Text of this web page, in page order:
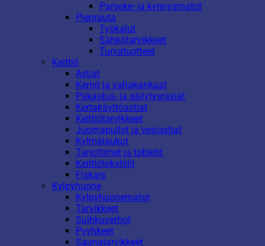
Parveke- ja kynnysmatot
Pienrauta
Työkalut
Sähkötarvikkeet
Turvatuotteet
Keittiö
Astiat
Kernit ja vahakankaat
Pakastus- ja säilytysrasiat
Kertakäyttöastiat
Keittiötarvikkeet
Juomapullot ja vesiastiat
Kylmälaukut
Tarjottimet ja tabletit
Keittiötekstiilit
Fiskars
Kylpyhuone
Kylpyhuonematot
Tarvikkeet
Suihkuverhot
Pyyhkeet
Saunatarvikkeet